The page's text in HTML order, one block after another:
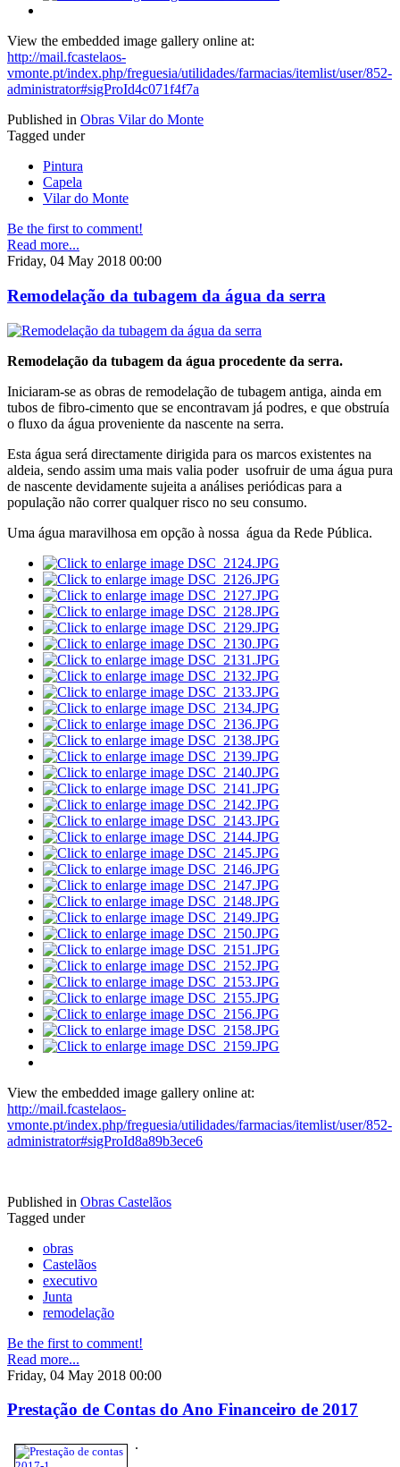
View the embedded image gallery online at:
http://mail.fcastelaos-
vmonte.pt/index.php/freguesia/utilidades/farmacias/itemlist/user/852-
administrator#sigProId4c071f4f7a
Published in Obras Vilar do Monte
Tagged under
Pintura
Capela
Vilar do Monte
Be the first to comment!
Read more...
Friday, 04 May 2018 00:00
Remodelação da tubagem da água da serra
Remodelação da tubagem da água procedente da serra.
Iniciaram-se as obras de remodelação de tubagem antiga, ainda em
tubos de fibro-cimento que se encontravam já podres, e que obstruía
o fluxo da água proveniente da nascente na serra.
Esta água será directamente dirigida para os marcos existentes na
aldeia, sendo assim uma mais valia poder usofruir de uma água pura
de nascente devidamente sujeita a análises periódicas para a
população não correr qualquer risco no seu consumo.
Uma água maravilhosa em opção à nossa água da Rede Pública.
View the embedded image gallery online at:
http://mail.fcastelaos-
vmonte.pt/index.php/freguesia/utilidades/farmacias/itemlist/user/852-
administrator#sigProId8a89b3ece6
Published in Obras Castelãos
Tagged under
obras
Castelãos
executivo
Junta
remodelação
Be the first to comment!
Read more...
Friday, 04 May 2018 00:00
Prestação de Contas do Ano Financeiro de 2017
.